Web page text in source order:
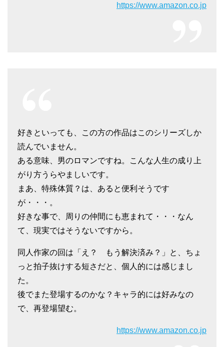
https://www.amazon.co.jp
好きといっても、この方の作品はこのシリーズしか
読んでいません。
ある意味、男のロマンですね。こんな人生の成り上
がり方うらやましいです。
まあ、特殊体質？は、あると便利そうです
が・・・。
好きな事で、周りの仲間にも恵まれて・・・なん
て、現実ではそうないですから。
同人作家の回は「え？ もう解決済み？」と、ちょ
っと拍子抜けする短さだと、個人的には感じまし
た。
後でまた登場するのかな？キャラ的には好みなの
で、再登場望む。
https://www.amazon.co.jp